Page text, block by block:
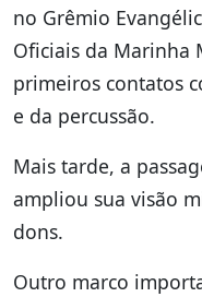
no Grêmio
Oficiais da Marinha
primeiros contatos
e da percussão.
Mais tarde, a
ampliou sua visão
dons.
Outro marco